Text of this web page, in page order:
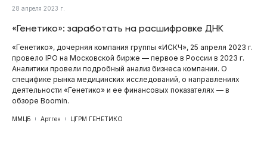
28 апреля 2023 г.
«Генетико»: заработать на расшифровке ДНК
«Генетико», дочерняя компания группы «ИСКЧ», 25 апреля 2023 г.
провело IPO на Московской бирже — первое в России в 2023 г.
Аналитики провели подробный анализ бизнеса компании. О
специфике рынка медицинских исследований, о направлениях
деятельности «Генетико» и ее финансовых показателях — в
обзоре Boomin.
ММЦБ Артген ЦГРМ ГЕНЕТИКО